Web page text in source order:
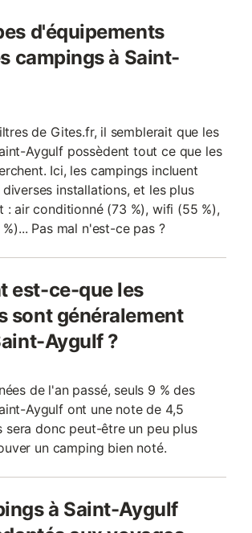
d'équipements
campings à Saint-
de Gites.fr, il semblerait que les
Aygulf possèdent tout ce que les
Ici, les campings incluent
installations, et les plus
: air conditionné (73 %), wifi (55 %),
Pas mal n'est-ce pas ?
est-ce-que les
sont généralement
Aygulf ?
de l'an passé, seuls 9 % des
Aygulf ont une note de 4,5
sera donc peut-être un peu plus
un camping bien noté.
à Saint-Aygulf